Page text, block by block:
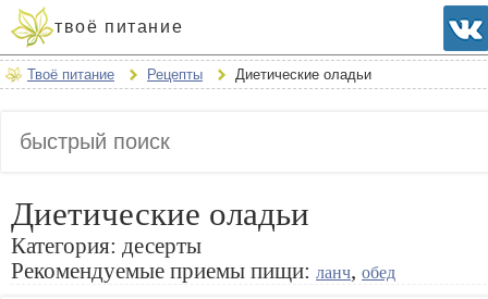
твоё питание
Твоё питание Рецепты Диетические оладьи
Диетические оладьи
Категория: десерты
Рекомендуемые приемы пищи: ланч, обед